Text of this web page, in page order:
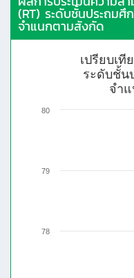
(RT) ระดับชั้นประถม
จำแนกตามสังกัด
เปรียบเ
ระดับชั้น
จำ
78
79
80